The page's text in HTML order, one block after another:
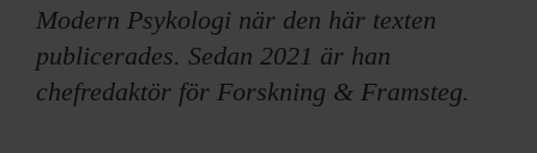
Modern Psykologi när den här texten
publicerades. Sedan 2021 är han
chefredaktör för Forskning & Framsteg.